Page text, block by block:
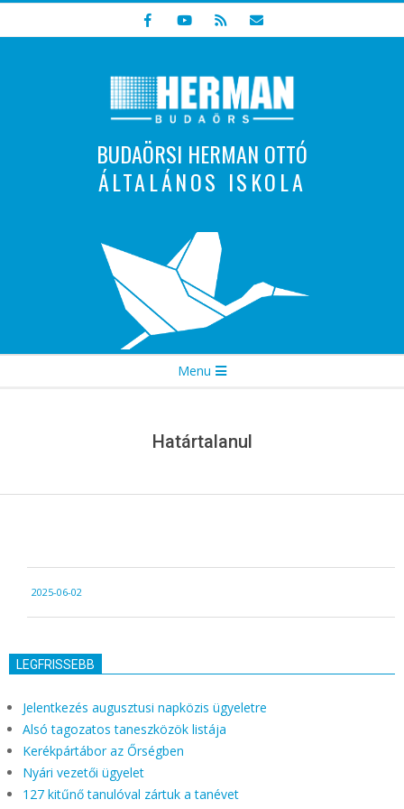
to
BUDAÖRSI HERMAN OTTÓ
ÁLTALÁNOS ISKOLA
Indulunk! Hamarosan újraindul oldalunk!
Menu
Határtalanul
06-
02
2025-06-02
LEGFRISSEBB
Jelentkezés augusztusi napközis ügyeletre
Alsó tagozatos taneszközök listája
Kerékpártábor az Őrségben
Nyári vezetői ügyelet
127 kitűnő tanulóval zártuk a tanévet